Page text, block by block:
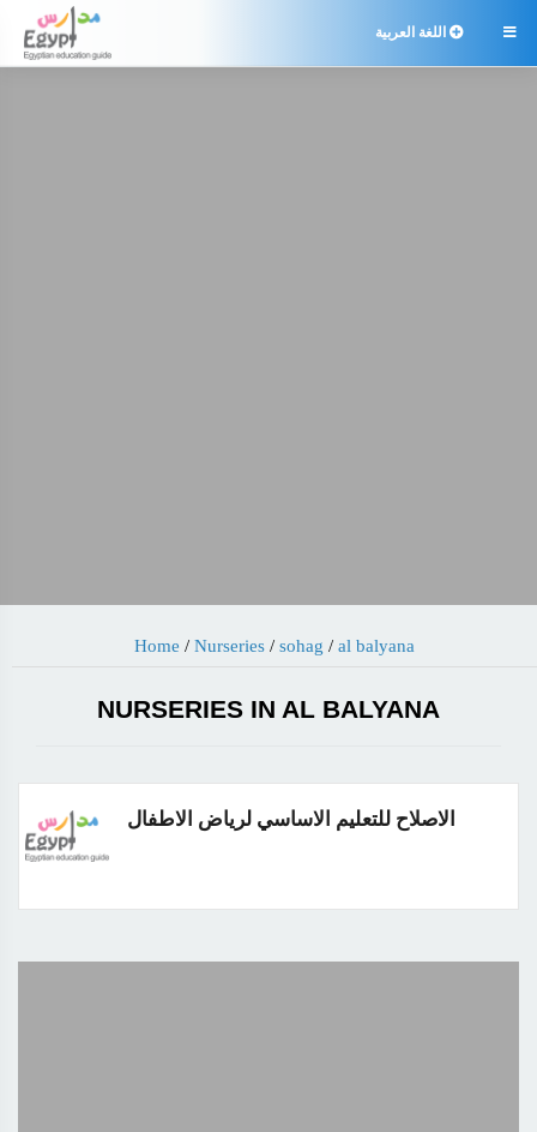
 اللغة العربية
Home / Nurseries / sohag / al balyana
NURSERIES IN AL BALYANA
الاصلاح للتعليم الاساسي لرياض الاطفال